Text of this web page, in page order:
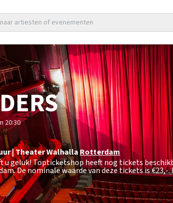
artiesten of evenementen
20:30
|Theater WalhallaRotterdam
u geluk! Topticketshop heeft nog tickets
De nominale waarde van deze tickets is€23,-.